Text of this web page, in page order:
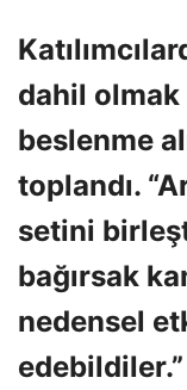
dahil olmak
beslenme
toplandı.
setini
bağırsak
nedensel
edebildiler.”